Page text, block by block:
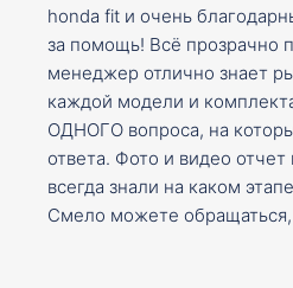
honda fit и очень
за помощь! Всё прозрачно
менеджер отлично знает
каждой модели и
ОДНОГО вопроса, на
ответа. Фото и видео
всегда знали на каком
Смело можете обращаться,